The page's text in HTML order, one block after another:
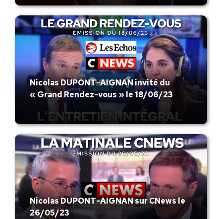
Nicolas DUPONT-AIGNAN invité du
« Grand Rendez-vous » le 18/06/23
Nicolas DUPONT-AIGNAN sur CNews le
26/05/23